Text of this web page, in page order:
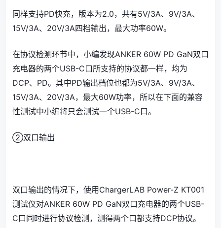
同样支持PD快充，版本为2.0，共有5V/3A、9V/3A、
15V/3A、20V/3A四档输出，最大功率60W。
在协议检测环节中，小编发现ANKER 60W PD GaN双口
充电器的两个USB-C口所支持的协议都一样，均为
DCP、PD。其中PD输出档位也都为5V/3A、9V/3A、
15V/3A、20V/3A，最大60W功率，所以在下面的兼容
性测试中小编将只会测试一个USB-C口。
②双口输出
双口输出的情况下，使用ChargerLAB Power-Z KT001
测试仪对ANKER 60W PD GaN双口充电器的两个USB-
C口同时进行协议检测，测得两个口都支持DCP协议。